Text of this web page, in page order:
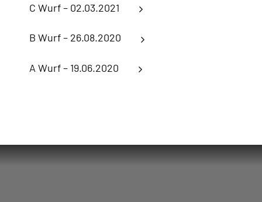
C Wurf – 02.03.2021
B Wurf – 26.08.2020
A Wurf – 19.06.2020